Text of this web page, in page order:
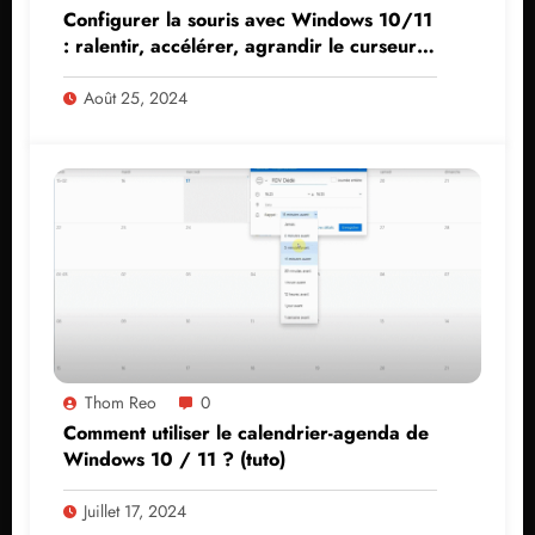
Configurer la souris avec Windows 10/11
: ralentir, accélérer, agrandir le curseur,
couleur…
Août 25, 2024
Thom Reo 0
Comment utiliser le calendrier-agenda de
Windows 10 / 11 ? (tuto)
Juillet 17, 2024